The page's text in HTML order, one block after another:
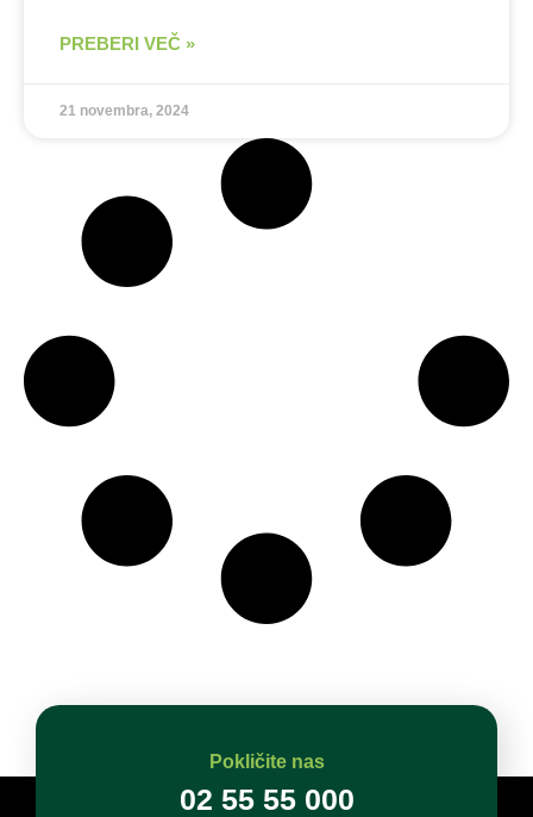
PREBERI VEČ »
21 novembra, 2024
Pokličite nas
02 55 55 000